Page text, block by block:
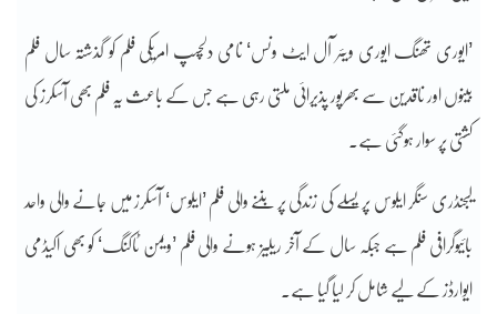
’ایوری تھنگ ایوری ویئر آل ایٹ ونس‘ نامی دلچسپ امریکی فلم کو گذشتہ سال فلم
بینوں اور ناقدین سے بھرپور پذیرائی ملتی رہی ہے جس کے باعث یہ فلم بھی آسکرز کی
کشتی پر سوار ہوگئی ہے۔
لیجنڈری سنگر ایلوس پریسلے کی زندگی پر بننے والی فلم ’ایلوس‘ آسکرز میں جانے والی واحد
بائیوگرافی فلم ہے جبکہ سال کے آخر ریلیز ہونے والی فلم ’ویمن ٹاکنگ‘ کو بھی اکیڈمی
ایوارڈز کے لیے شامل کر لیا گیا ہے۔